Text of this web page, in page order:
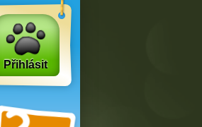
Přihlásit